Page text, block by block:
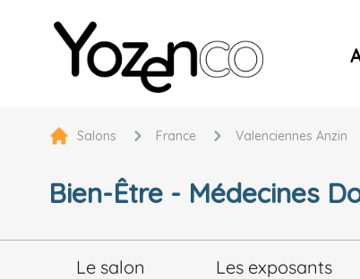
Yozenco - Organisateur de Salons,
Salons France Valenciennes Anzin
Bien-Être - Médecines
Le salon Les exposants